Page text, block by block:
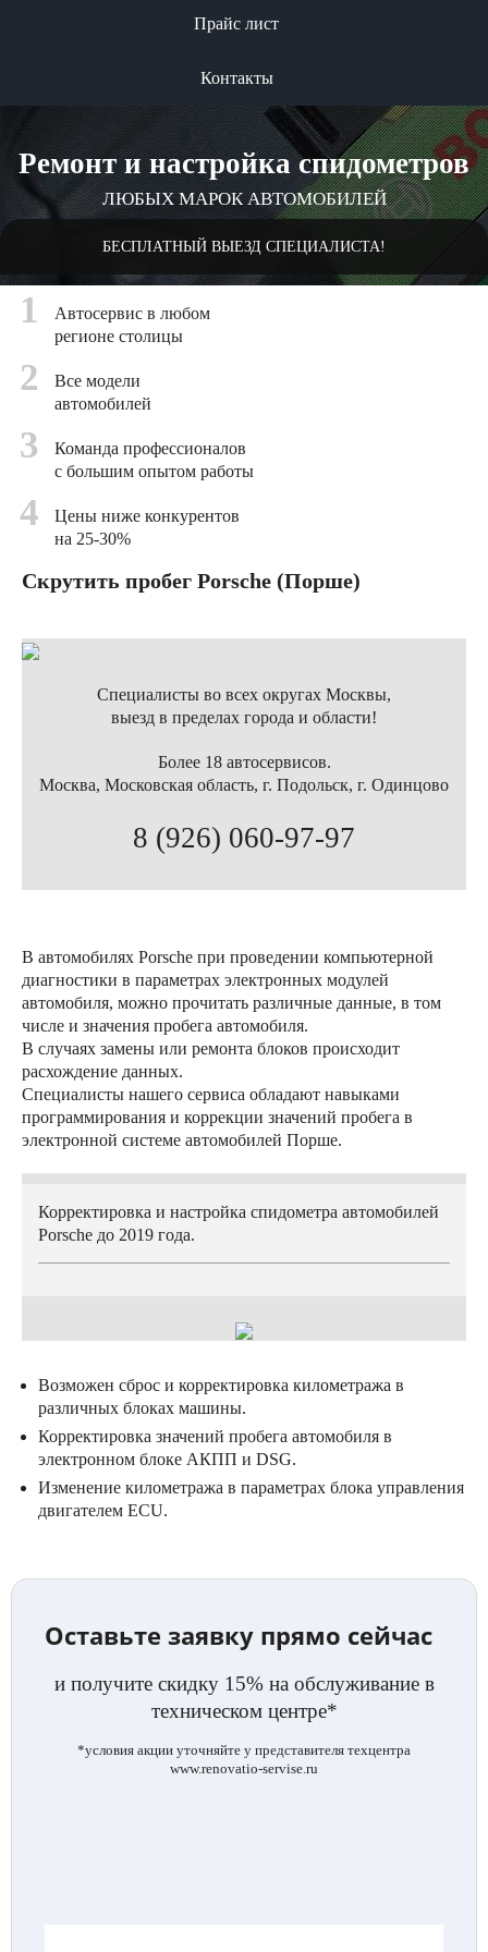
Прайс лист
Контакты
Ремонт и настройка спидометров
ЛЮБЫХ МАРОК АВТОМОБИЛЕЙ
БЕСПЛАТНЫЙ ВЫЕЗД СПЕЦИАЛИСТА!
1
Автосервис в любом
регионе столицы
2
Все модели
автомобилей
3
Команда профессионалов
с большим опытом работы
4
Цены ниже конкурентов
на 25-30%
Скрутить пробег Porsche (Порше)
Специалисты во всех округах Москвы,
выезд в пределах города и области!
Более 18 автосервисов.
Москва, Московская область, г. Подольск, г. Одинцово
8 (926) 060-97-97
В автомобилях Porsche при проведении компьютерной
диагностики в параметрах электронных модулей
автомобиля, можно прочитать различные данные, в том
числе и значения пробега автомобиля.
В случаях замены или ремонта блоков происходит
расхождение данных.
Специалисты нашего сервиса обладают навыками
программирования и коррекции значений пробега в
электронной системе автомобилей Порше.
Корректировка и настройка спидометра автомобилей
Porsche до 2019 года.
Возможен сброс и корректировка километража в
различных блоках машины.
Корректировка значений пробега автомобиля в
электронном блоке АКПП и DSG.
Изменение километража в параметрах блока управления
двигателем ECU.
Оставьте заявку прямо сейчас
и получите скидку 15% на обслуживание в
техническом центре*
*условия акции уточняйте у представителя техцентра
www.renovatio-servise.ru